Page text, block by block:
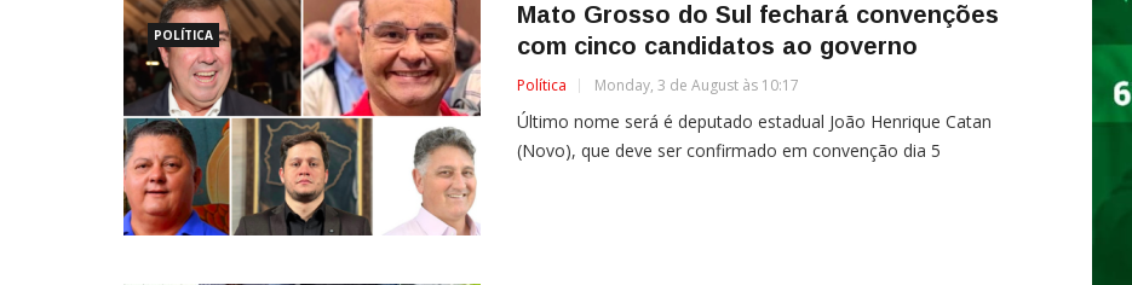
POLÍTICA
Mato Grosso do Sul fechará convenções
com cinco candidatos ao governo
Política Monday, 3 de August às 10:17
Último nome será é deputado estadual João Henrique Catan
(Novo), que deve ser confirmado em convenção dia 5